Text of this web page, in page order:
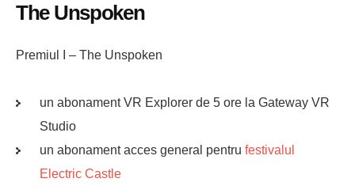
The Unspoken
Premiul I – The Unspoken
un abonament VR Explorer de 5 ore la Gateway VR
Studio
un abonament acces general pentru festivalul
Electric Castle